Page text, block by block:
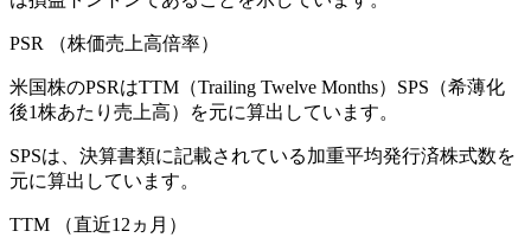
PSR （株価売上高倍率）
米国株のPSRはTTM（Trailing Twelve Months）SPS（希薄化
後1株あたり売上高）を元に算出しています。
SPSは、決算書類に記載されている加重平均発行済株式数を
元に算出しています。
TTM （直近12ヵ月）